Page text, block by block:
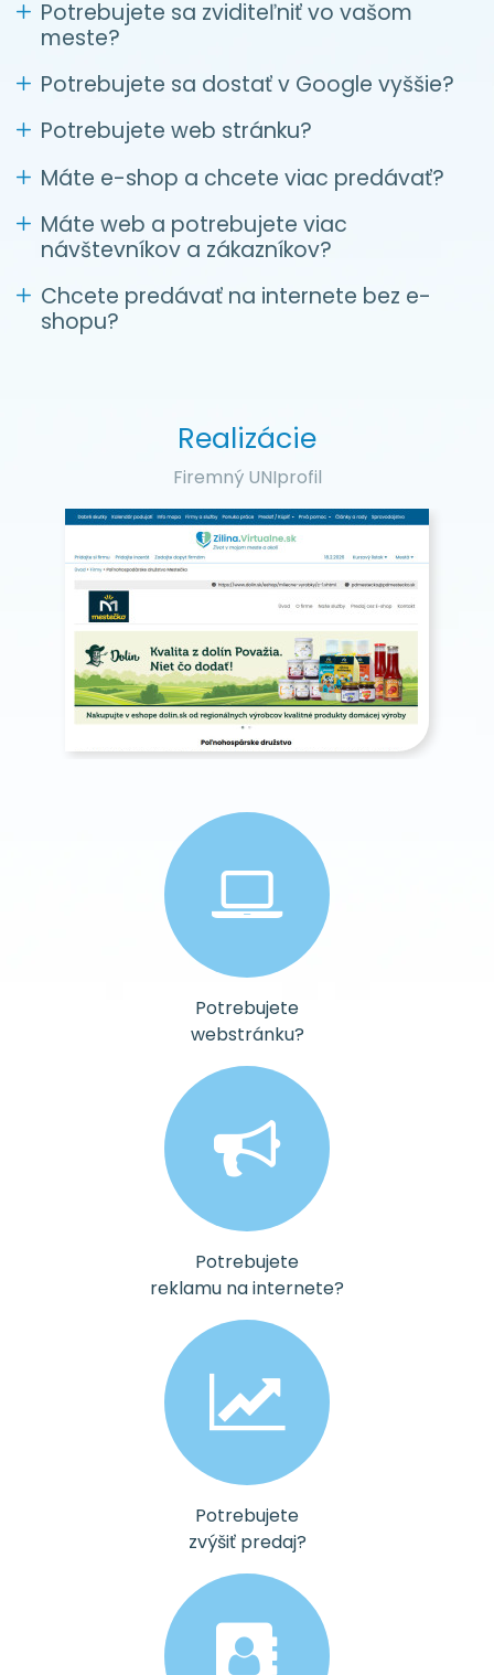
Potrebujete sa zviditeľniť vo vašom
meste?
Potrebujete sa dostať v Google vyššie?
Potrebujete web stránku?
Máte e-shop a chcete viac predávať?
Máte web a potrebujete viac
návštevníkov a zákazníkov?
Chcete predávať na internete bez e-
shopu?
Realizácie
Firemný UNIprofil
Potrebujete
webstránku?
Potrebujete
reklamu na internete?
Potrebujete
zvýšiť predaj?